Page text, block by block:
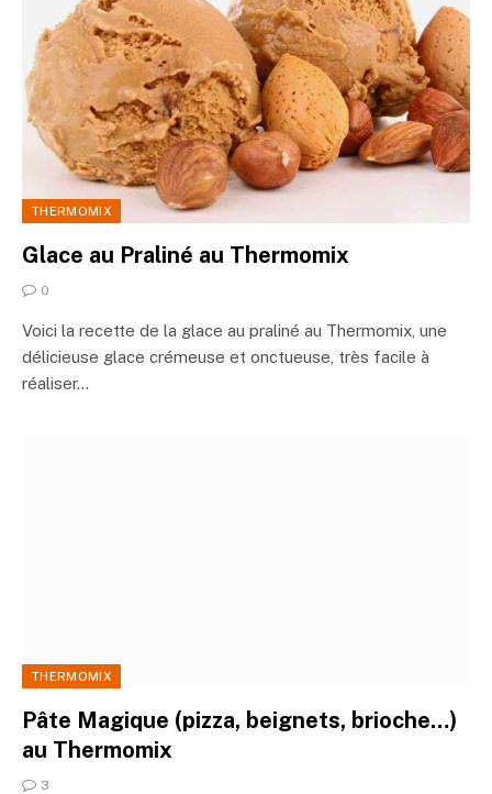
THERMOMIX
Glace au Praliné au Thermomix
0
Voici la recette de la glace au praliné au Thermomix, une
délicieuse glace crémeuse et onctueuse, très facile à
réaliser…
THERMOMIX
Pâte Magique (pizza, beignets, brioche…)
au Thermomix
3